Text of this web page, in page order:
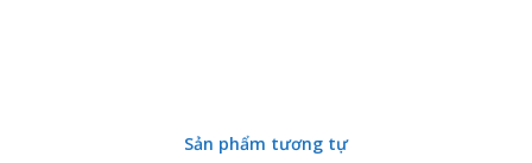
Sản phẩm tương tự